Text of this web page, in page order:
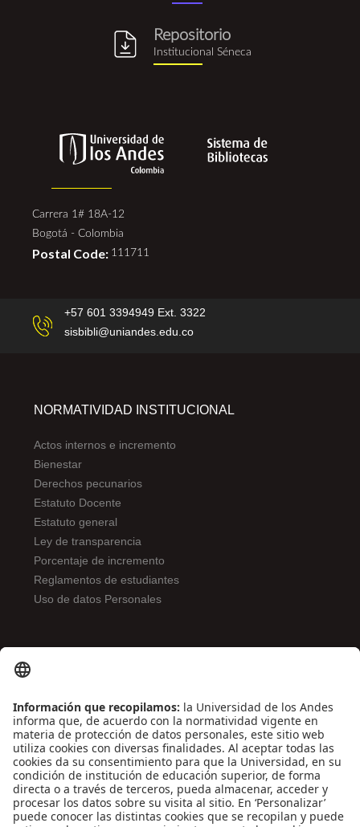
Repositorio
Institucional Séneca
Carrera 1# 18A-12
Bogotá - Colombia
Postal Code: 111711
+57 601 3394949 Ext. 3322
sisbibli@uniandes.edu.co
NORMATIVIDAD INSTITUCIONAL
Actos internos e incremento
Bienestar
Derechos pecunarios
Estatuto Docente
Estatuto general
Ley de transparencia
Porcentaje de incremento
Reglamentos de estudiantes
Uso de datos Personales
Contáctenos
Biblioguías
Preguntas frecuentes
Capacitación
Directrices
Entretenimiento
Compra de libros y material audiovisual